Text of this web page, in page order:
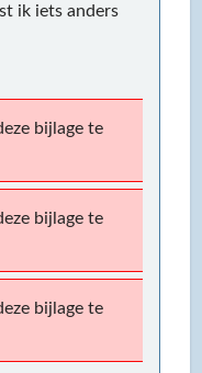
ik iets anders
bijlage te
bijlage te
bijlage te